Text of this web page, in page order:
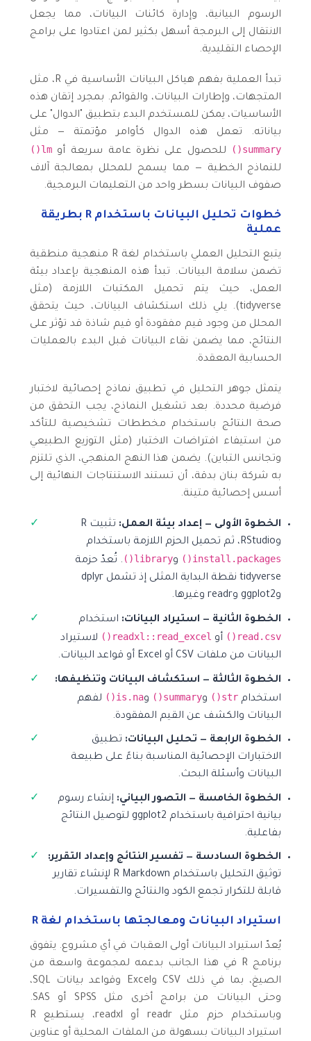
الرسوم البيانية، وإدارة كائنات البيانات، مما يجعل
الانتقال إلى البرمجة أسهل بكثير لمن اعتادوا على برامج
الإحصاء التقليدية.
تبدأ العملية بفهم هياكل البيانات الأساسية في R، مثل
المتجهات، وإطارات البيانات، والقوائم. بمجرد إتقان هذه
الأساسيات، يمكن للمستخدم البدء بتطبيق "الدوال" على
بياناته. تعمل هذه الدوال كأوامر مؤتمتة — مثل
summary()
للحصول على نظرة عامة سريعة أوlm()
للنماذج الخطية — مما يسمح للمحلل بمعالجة آلاف
صفوف البيانات بسطر واحد من التعليمات البرمجية.
خطوات تحليل البيانات باستخدام R بطريقة
عملية
يتبع التحليل العملي باستخدام لغة R منهجية منطقية
تضمن سلامة البيانات. تبدأ هذه المنهجية بإعداد بيئة
العمل، حيث يتم تحميل المكتبات اللازمة (مثل
tidyverse). يلي ذلك استكشاف البيانات، حيث يتحقق
المحلل من وجود قيم مفقودة أو قيم شاذة قد تؤثر على
النتائج، مما يضمن نقاء البيانات قبل البدء بالعمليات
الحسابية المعقدة.
يتمثل جوهر التحليل في تطبيق نماذج إحصائية لاختبار
فرضية محددة. بعد تشغيل النماذج، يجب التحقق من
صحة النتائج باستخدام مخططات تشخيصية للتأكد
من استيفاء افتراضات الاختبار (مثل التوزيع الطبيعي
وتجانس التباين). يضمن هذا النهج المنهجي، الذي تلتزم
به شركة بنان بدقة، أن تستند الاستنتاجات النهائية إلى
أسس إحصائية متينة.
الخطوة الأولى — إعداد بيئة العمل:
تثبيت R
وRStudio، ثم تحميل الحزم اللازمة باستخدام
install.packages()
وlibrary()
. تُعدّ حزمة
tidyverse نقطة البداية المثلى إذ تشمل dplyr
وggplot2 وreadr وغيرها.
الخطوة الثانية — استيراد البيانات: استخدام
read.csv()
أو readxl::read_excel()
لاستيراد
البيانات من ملفات CSV أو Excel أو قواعد البيانات.
الخطوة الثالثة — استكشاف البيانات وتنظيفها:
استخدام str() وsummary() وis.na()
لفهم
البيانات والكشف عن القيم المفقودة.
الخطوة الرابعة — تحليل البيانات: تطبيق
الاختبارات الإحصائية المناسبة بناءً على طبيعة
البيانات وأسئلة البحث.
الخطوة الخامسة — التصور البياني: إنشاء رسوم
بيانية احترافية باستخدام ggplot2 لتوصيل النتائج
بفاعلية.
الخطوة السادسة — تفسير النتائج وإعداد التقرير:
توثيق التحليل باستخدام R Markdown لإنشاء تقارير
قابلة للتكرار تجمع الكود والنتائج والتفسيرات.
استيراد البيانات ومعالجتها باستخدام لغة R
يُعدّ استيراد البيانات أولى العقبات في أي مشروع. يتفوق
برنامج R في هذا الجانب بدعمه لمجموعة واسعة من
الصيغ، بما في ذلك CSV وExcel وقواعد بيانات SQL،
وحتى البيانات من برامج أخرى مثل SPSS أو SAS.
وباستخدام حزم مثل readr أو readxl، يستطيع R
استيراد البيانات بسهولة من الملفات المحلية أو عناوين